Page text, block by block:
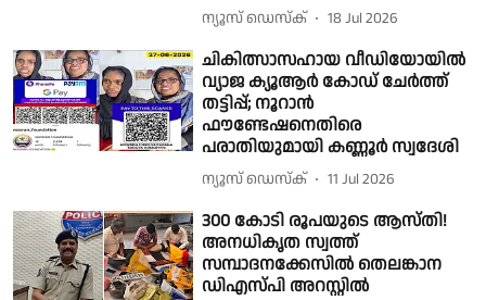
ന്യൂസ് ഡെസ്ക് 18 Jul 2026
ചികിത്സാസഹായ വീഡിയോയില്‍
വ്യാജ ക്യൂആര്‍ കോഡ് ചേര്‍ത്ത്
തട്ടിപ്പ്; നൂറാൻ
ഫൗണ്ടേഷനെതിരെ
പരാതിയുമായി കണ്ണൂർ സ്വദേശി
ന്യൂസ് ഡെസ്ക് 11 Jul 2026
300 കോടി രൂപയുടെ ആസ്തി!
അനധികൃത സ്വത്ത്
സമ്പാദനക്കേസില്‍ തെലങ്കാന
ഡിഎസ്‍പി അറസ്റ്റില്‍